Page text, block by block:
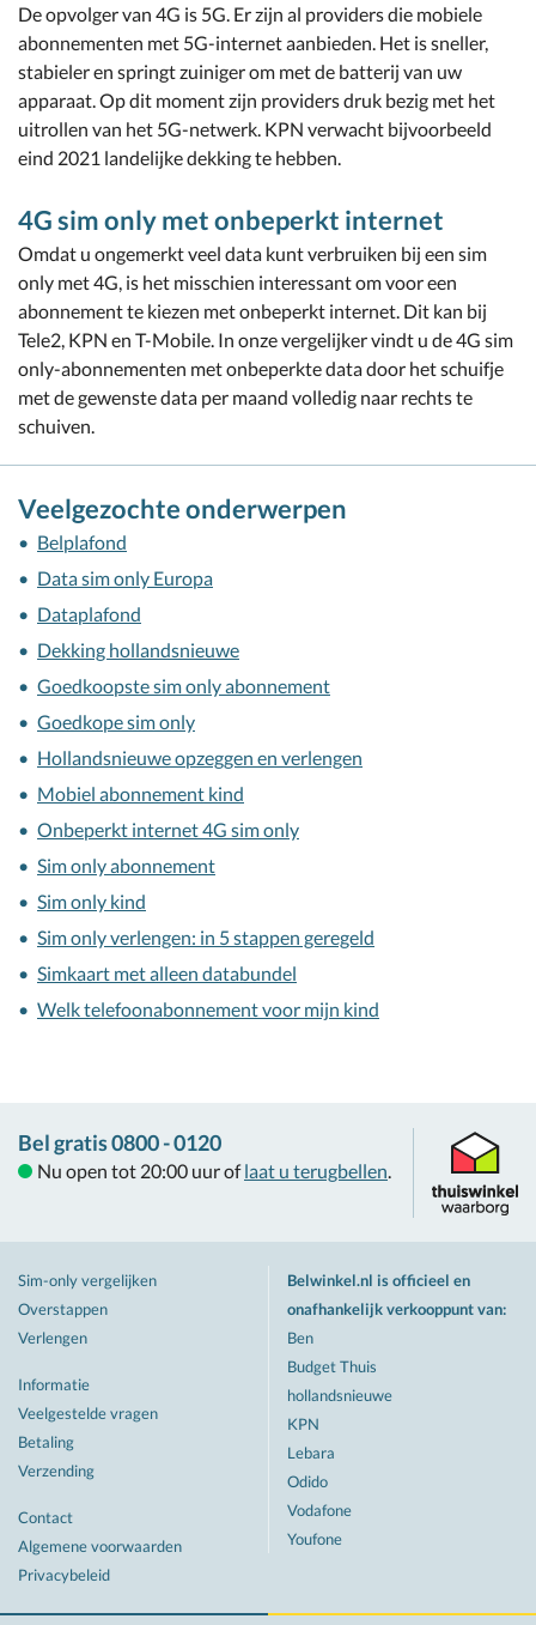
De opvolger van 4G is 5G. Er zijn al providers die mobiele
abonnementen met 5G-internet aanbieden. Het is sneller,
stabieler en springt zuiniger om met de batterij van uw
apparaat. Op dit moment zijn providers druk bezig met het
uitrollen van het 5G-netwerk. KPN verwacht bijvoorbeeld
eind 2021 landelijke dekking te hebben.
4G sim only met onbeperkt internet
Omdat u ongemerkt veel data kunt verbruiken bij een sim
only met 4G, is het misschien interessant om voor een
abonnement te kiezen met onbeperkt internet. Dit kan bij
Tele2, KPN en T-Mobile. In onze vergelijker vindt u de 4G sim
only-abonnementen met onbeperkte data door het schuifje
met de gewenste data per maand volledig naar rechts te
schuiven.
Veelgezochte onderwerpen
Belplafond
Data sim only Europa
Dataplafond
Dekking hollandsnieuwe
Goedkoopste sim only abonnement
Goedkope sim only
Hollandsnieuwe opzeggen en verlengen
Mobiel abonnement kind
Onbeperkt internet 4G sim only
Sim only abonnement
Sim only kind
Sim only verlengen: in 5 stappen geregeld
Simkaart met alleen databundel
Welk telefoonabonnement voor mijn kind
Bel gratis 0800 - 0120
Nu open tot 20:00 uur of laat u terugbellen.
Sim-only vergelijken
Overstappen
Verlengen
Informatie
Veelgestelde vragen
Betaling
Verzending
Contact
Algemene voorwaarden
Privacybeleid
Belwinkel.nl is officieel en
onafhankelijk verkooppunt van:
Ben
Budget Thuis
hollandsnieuwe
KPN
Lebara
Odido
Vodafone
Youfone